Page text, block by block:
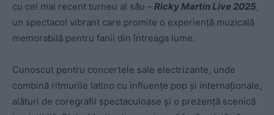
cu cel mai recent turneu al său –Ricky Martin Live 2025,
un spectacol vibrant care promite o experiență muzicală
memorabilă pentru fanii din întreaga lume.
Cunoscut pentru concertele sale electrizante, unde
combină ritmurile latino cu influențe pop și internaționale,
alături de coregrafii spectaculoase și o prezență scenică